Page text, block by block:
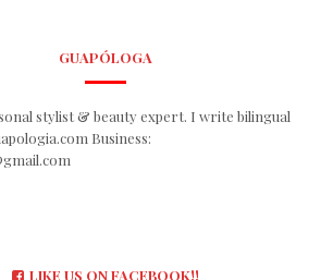
GUAPÓLOGA
stylist & beauty expert. I write bilingual
Business:
LIKE US ON FACEBOOK!!